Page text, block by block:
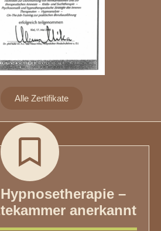
Alle Zertifikate
–
anerkannt